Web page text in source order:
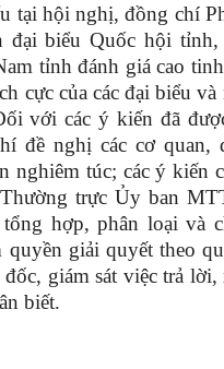
hội nghị, đồng chí
đại biểu Quốc hội
tỉnh đánh giá cao
cực của các đại biểu
với các ý kiến đã
đề nghị các cơ quan,
nghiêm túc; các ý kiến
trực Ủy ban
tổng hợp, phân loại và
quyền giải quyết theo
giám sát việc trả
biết.